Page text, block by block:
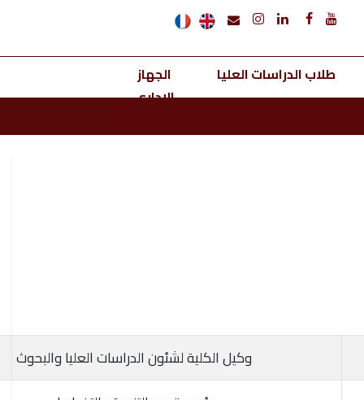
طلاب الدراسات العليا
الجهاز
الإداري
وكيل الكلية لشئون الدراسات العليا والبحوث